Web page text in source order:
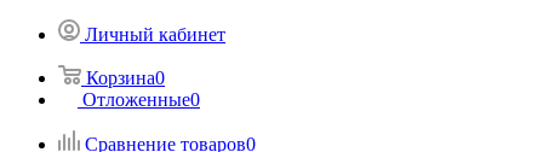
Личный кабинет
Корзина0
Отложенные0
Сравнение товаров0